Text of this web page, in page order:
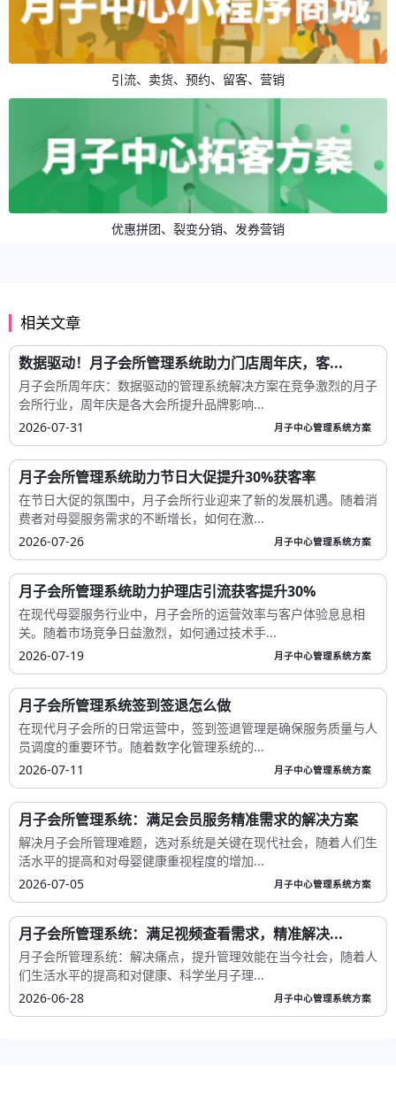
引流、卖货、预约、留客、营销
优惠拼团、裂变分销、发券营销
相关文章
数据驱动！月子会所管理系统助力门店周年庆，客...
月子会所周年庆：数据驱动的管理系统解决方案在竞争激烈的月子
会所行业，周年庆是各大会所提升品牌影响...
2026-07-31
月子中心管理系统方案
月子会所管理系统助力节日大促提升30%获客率
在节日大促的氛围中，月子会所行业迎来了新的发展机遇。随着消
费者对母婴服务需求的不断增长，如何在激...
2026-07-26
月子中心管理系统方案
月子会所管理系统助力护理店引流获客提升30%
在现代母婴服务行业中，月子会所的运营效率与客户体验息息相
关。随着市场竞争日益激烈，如何通过技术手...
2026-07-19
月子中心管理系统方案
月子会所管理系统签到签退怎么做
在现代月子会所的日常运营中，签到签退管理是确保服务质量与人
员调度的重要环节。随着数字化管理系统的...
2026-07-11
月子中心管理系统方案
月子会所管理系统：满足会员服务精准需求的解决方案
解决月子会所管理难题，选对系统是关键在现代社会，随着人们生
活水平的提高和对母婴健康重视程度的增加...
2026-07-05
月子中心管理系统方案
月子会所管理系统：满足视频查看需求，精准解决...
月子会所管理系统：解决痛点，提升管理效能在当今社会，随着人
们生活水平的提高和对健康、科学坐月子理...
2026-06-28
月子中心管理系统方案